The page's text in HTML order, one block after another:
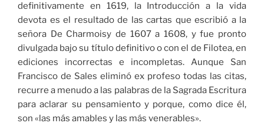
definitivamente en 1619, la Introducción a la vida
devota es el resultado de las cartas que escribió a la
señora De Charmoisy de 1607 a 1608, y fue pronto
divulgada bajo su título definitivo o con el de Filotea, en
ediciones incorrectas e incompletas. Aunque San
Francisco de Sales eliminó ex profeso todas las citas,
recurre a menudo a las palabras de la Sagrada Escritura
para aclarar su pensamiento y porque, como dice él,
son «las más amables y las más venerables».